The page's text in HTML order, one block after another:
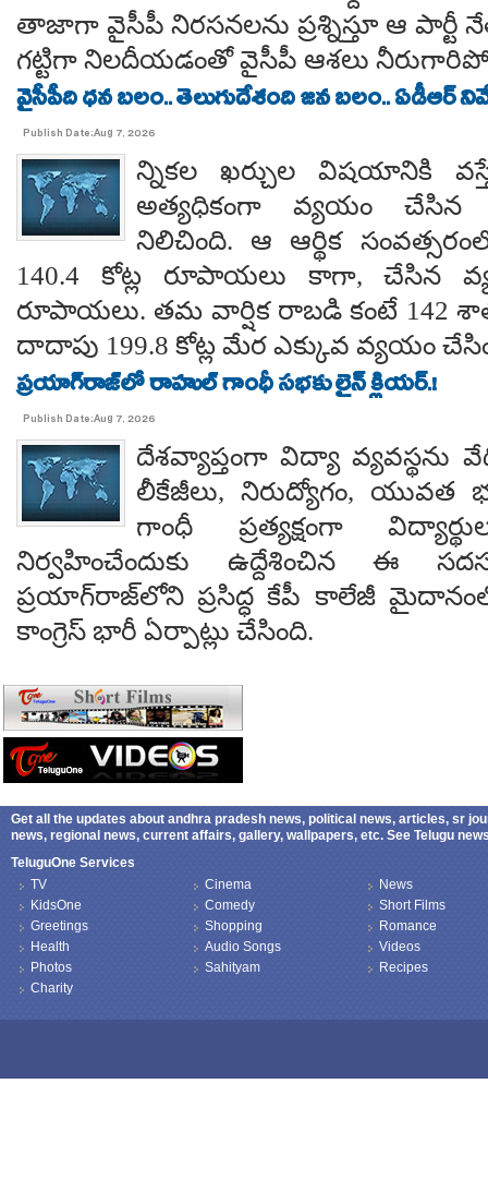
తాజాగా వైసీపీ నిరసనలను ప్రశ్నిస్తూ ఆ
గట్టిగా నిలదీయడంతో వైసీపీ ఆశలు
వైసీపీది ధన బలం.. తెలుగుదేశంది జన బలం.. ఏడీఆర్
Publish Date:Aug 7, 2026
న్నికల ఖర్చుల విషయానికి
అత్యధికంగా వ్యయం చేసిన
నిలిచింది. ఆ ఆర్థిక
140.4 కోట్ల రూపాయలు కాగా, చేసిన
రూపాయలు. తమ వార్షిక రాబడి కంటే 142
దాదాపు 199.8 కోట్ల మేర ఎక్కువ వ్యయం
ప్రయాగ్‌రాజ్‌లో రాహుల్ గాంధీ సభకు లైన్ క్లియర్.!
Publish Date:Aug 7, 2026
దేశవ్యాప్తంగా విద్యా వ్యవస్థను
లీకేజీలు, నిరుద్యోగం, యువత
గాంధీ ప్రత్యక్షంగా
నిర్వహించేందుకు ఉద్దేశించిన ఈ
ప్రయాగ్‌రాజ్‌లోని ప్రసిద్ధ కేపీ కాలేజీ మైదానంలో
కాంగ్రెస్ భారీ ఏర్పాట్లు చేసింది.
Get all the updates about andhra pradesh news, political news, articles, sr
news, regional news, current affairs, gallery, wallpapers, etc. See Telugu
TeluguOne Services
TV
KidsOne
Greetings
Health
Photos
Charity
Cinema
Comedy
Shopping
Audio Songs
Sahityam
News
Short Films
Romance
Videos
Recipes